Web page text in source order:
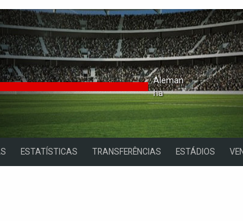
Aleman
Ha
ESTATÍSTICAS TRANSFERÊNCIAS ESTÁDIOS